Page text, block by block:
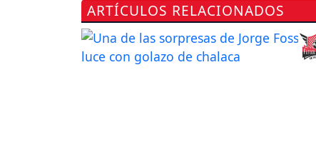
ARTÍCULOS RELACIONADOS